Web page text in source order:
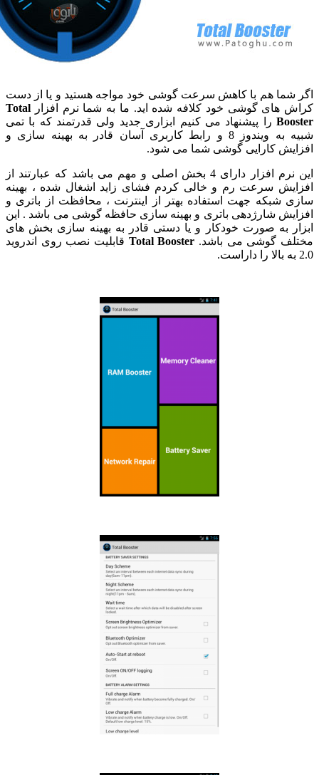
شما هم با کاهش سرعت گوشی خود مواجه هستید و یا از دست
های گوشی خود کلافه شده اید. ما به شما نرم افزار Total
را پیشنهاد می کنیم ابزاری جدید ولی قدرتمند که با تمی
شبیه به ویندوز 8 و رابط کاربری آسان قادر به بهینه سازی و
کارایی گوشی شما می شود.
این نرم افزار دارای 4 بخش اصلی و مهم می باشد که عبارتند از
سرعت رم و خالی کردم فشای زاید اشغال شده ، بهینه
شبکه جهت استفاده بهتر از اینترنت ، محافظت از باتری و
شارژدهی باتری و بهینه سازی حافظه گوشی می باشد . این
به صورت خودکار و یا دستی قادر به بهینه سازی بخش های
گوشی می باشد.Total Boosterقابلیت نصب روی اندروید